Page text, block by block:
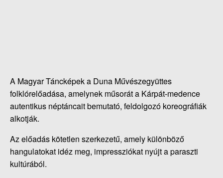
A Magyar Táncképek a Duna Művészegyüttes
folklórelőadása, amelynek műsorát a Kárpát-medence
autentikus néptáncait bemutató, feldolgozó koreográfiák
alkotják.
Az előadás kötetlen szerkezetű, amely különböző
hangulatokat idéz meg, impressziókat nyújt a paraszti
kultúrából.